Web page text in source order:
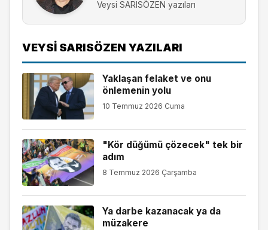
Veysi SARISÖZEN yazıları
VEYSI SARISÖZEN YAZILARI
Yaklaşan felaket ve onu
önlemenin yolu
10 Temmuz 2026 Cuma
"Kör düğümü çözecek" tek bir
adım
8 Temmuz 2026 Çarşamba
Ya darbe kazanacak ya da
müzakere